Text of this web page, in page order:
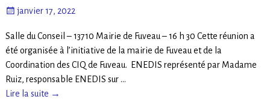
janvier 17, 2022
Salle du Conseil – 13710 Mairie de Fuveau – 16 h 30 Cette réunion a
été organisée à l’initiative de la mairie de Fuveau et de la
Coordination des CIQ de Fuveau. ENEDIS représenté par Madame
Ruiz, responsable ENEDIS sur …
Lire la suite →